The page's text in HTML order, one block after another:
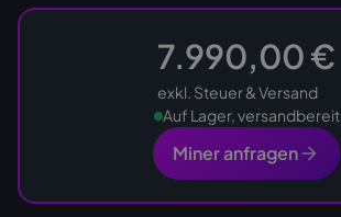
7.990,00 €
exkl. Steuer & Versand
Auf Lager, versandbereit
Miner anfragen